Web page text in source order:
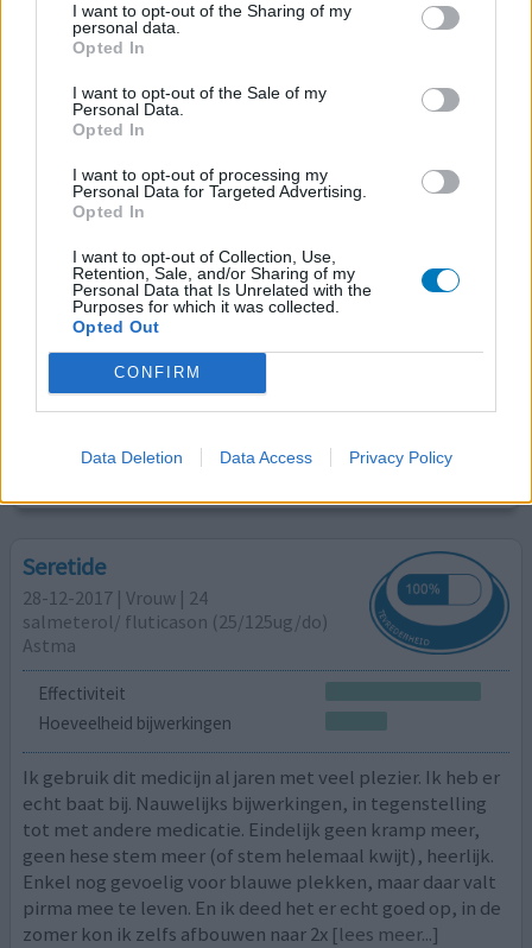
I want to opt-out of the Sharing of my
personal data.
Opted In
I want to opt-out of the Sale of my
Personal Data.
Opted In
I want to opt-out of processing my
Personal Data for Targeted Advertising.
Opted In
I want to opt-out of Collection, Use,
Retention, Sale, and/or Sharing of my
Personal Data that Is Unrelated with the
Purposes for which it was collected.
Opted Out
CONFIRM
Data Deletion Data Access Privacy Policy
Seretide
25-03-2018 | Man | 40
salmeterol/ fluticason (25/250ug/do)
Astma
Effectiviteit
Hoeveelheid bijwerkingen
Na jarenlang salbutamol icm flixotide vormde zich een
soort resistentie voor deze medicatie. iom huisarts en
secondopinion longarts overgestapt naar seretide. Ben er
minder positief over. Duurde langer voordat het effect
had en het heeft weinig nodig om instabiel te zijn. Daarbij
is heet vele malen duurder dan de combinatie
Salbutamol / flixotide. Eenmaal in control[lees meer...]
0 reacties
Seretide
28-12-2017 | Vrouw | 24
salmeterol/ fluticason (25/125ug/do)
Astma
Effectiviteit
Hoeveelheid bijwerkingen
Ik gebruik dit medicijn al jaren met veel plezier. Ik heb er
echt baat bij. Nauwelijks bijwerkingen, in tegenstelling
tot met andere medicatie. Eindelijk geen kramp meer,
geen hese stem meer (of stem helemaal kwijt), heerlijk.
Enkel nog gevoelig voor blauwe plekken, maar daar valt
pirma mee te leven. En ik deed het er echt goed op, in de
zomer kon ik zelfs afbouwen naar 2x [lees meer...]